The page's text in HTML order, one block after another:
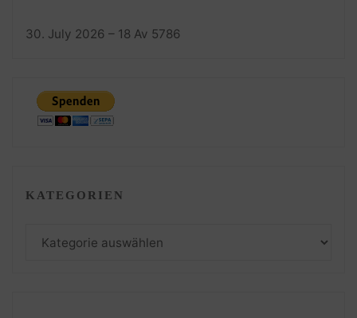
30. July 2026 – 18 Av 5786
KATEGORIEN